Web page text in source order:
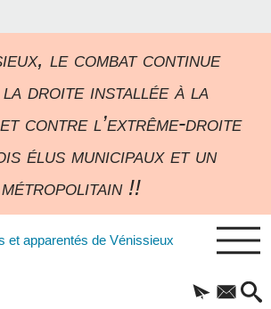
le combat continue
droite installée à la
contre l’extrême-droite
élus municipaux et un
métropolitain !!